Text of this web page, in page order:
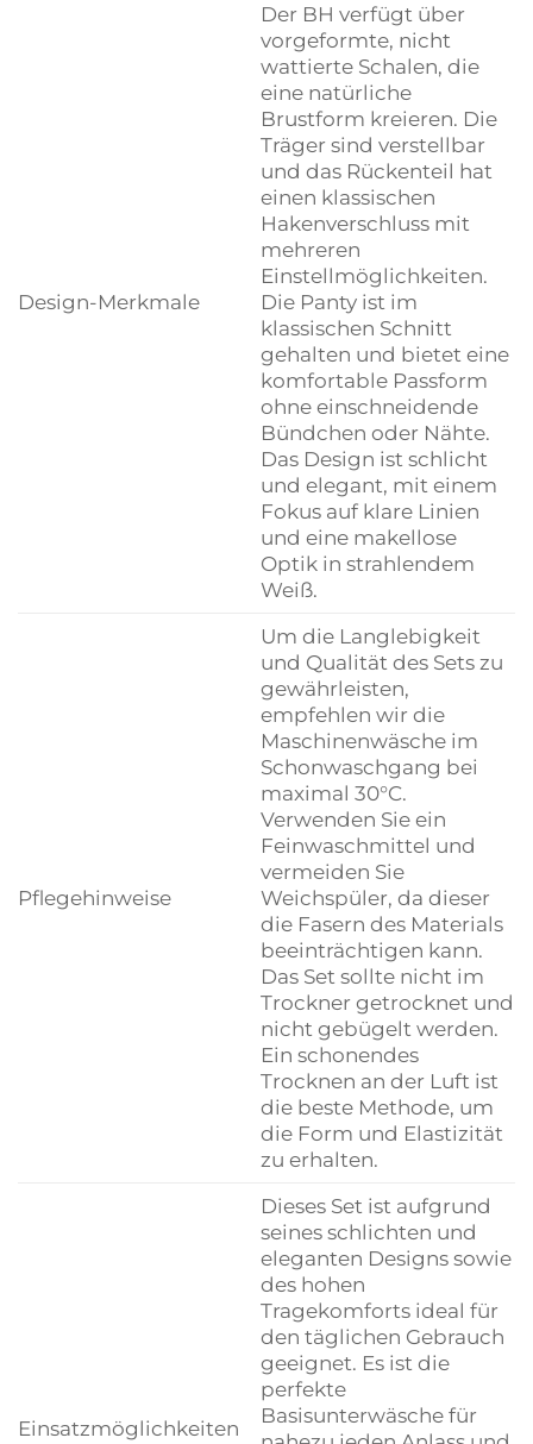
Design-Merkmale
Der BH verfügt über
vorgeformte, nicht
wattierte Schalen, die
eine natürliche
Brustform kreieren. Die
Träger sind verstellbar
und das Rückenteil hat
einen klassischen
Hakenverschluss mit
mehreren
Einstellmöglichkeiten.
Die Panty ist im
klassischen Schnitt
gehalten und bietet eine
komfortable Passform
ohne einschneidende
Bündchen oder Nähte.
Das Design ist schlicht
und elegant, mit einem
Fokus auf klare Linien
und eine makellose
Optik in strahlendem
Weiß.
Pflegehinweise
Um die Langlebigkeit
und Qualität des Sets zu
gewährleisten,
empfehlen wir die
Maschinenwäsche im
Schonwaschgang bei
maximal 30°C.
Verwenden Sie ein
Feinwaschmittel und
vermeiden Sie
Weichspüler, da dieser
die Fasern des Materials
beeinträchtigen kann.
Das Set sollte nicht im
Trockner getrocknet und
nicht gebügelt werden.
Ein schonendes
Trocknen an der Luft ist
die beste Methode, um
die Form und Elastizität
zu erhalten.
Einsatzmöglichkeiten
Dieses Set ist aufgrund
seines schlichten und
eleganten Designs sowie
des hohen
Tragekomforts ideal für
den täglichen Gebrauch
geeignet. Es ist die
perfekte
Basisunterwäsche für